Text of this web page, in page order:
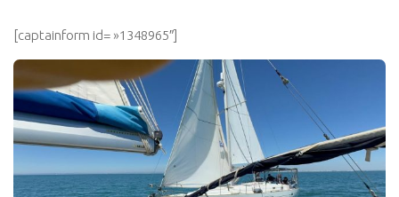
[captainform id= »1348965″]